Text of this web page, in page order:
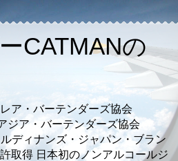
CATMANの
ア・バーテンダーズ協会
ジア・バーテンダーズ協会
ディナンズ・ジャパン・ブラン
取得 日本初のノンアルコールジ